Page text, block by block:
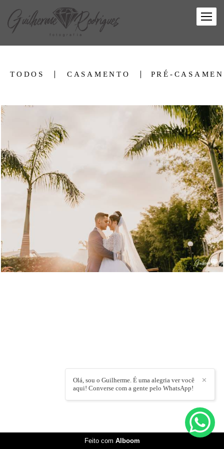
TODOS CASAMENTO PRÉ-
2788
✕
Olá, sou o Guilherme. É uma alegria ver você
aqui! Converse com a gente pelo WhatsApp!
Feito com Alboom